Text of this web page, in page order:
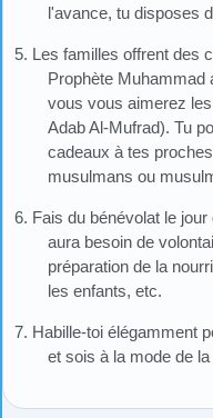
l'avance, tu disposes
5. Les familles offrent des
Prophète Muhammad
vous vous aimerez
Adab Al-Mufrad). Tu
cadeaux à tes
musulmans ou
6. Fais du bénévolat le
aura besoin de
préparation de la
les enfants, etc.
7. Habille-toi élégamment
et sois à la mode de la